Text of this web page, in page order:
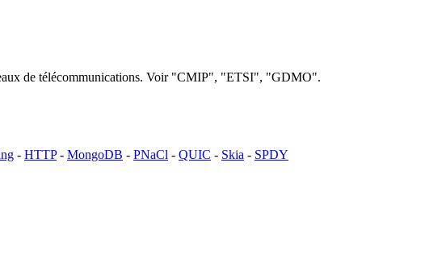
de télécommunications. Voir "CMIP", "ETSI", "GDMO".
- HTTP- MongoDB - PNaCl - QUIC - Skia - SPDY